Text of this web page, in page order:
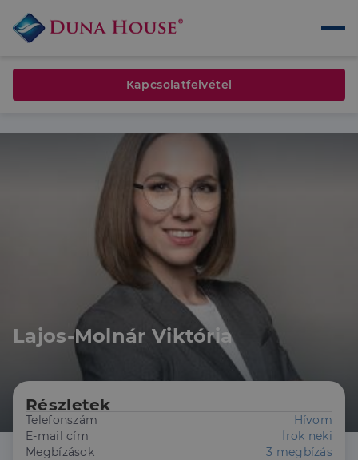
Kapcsolatfelvétel
Lajos-Molnár Viktória
Részletek
Telefonszám
Hívom
E-mail cím
Írok neki
Megbízások
3 megbízás